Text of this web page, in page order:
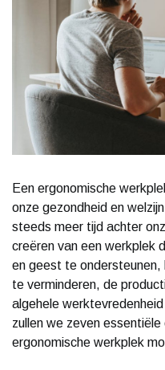
Een ergonomische
onze gezondheid en
steeds meer tijd achter
creëren van een werkplek
en geest te ondersteunen,
te verminderen, de
algehele
zullen we zeven
ergonomische werkplek